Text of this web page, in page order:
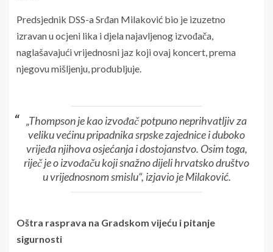
Predsjednik DSS-a Srđan Milaković bio je izuzetno
izravan u ocjeni lika i djela najavljenog izvođača,
naglašavajući vrijednosni jaz koji ovaj koncert, prema
njegovu mišljenju, produbljuje.
„Thompson je kao izvođač potpuno neprihvatljiv za
veliku većinu pripadnika srpske zajednice i duboko
vrijeđa njihova osjećanja i dostojanstvo. Osim toga,
riječ je o izvođaču koji snažno dijeli hrvatsko društvo
u vrijednosnom smislu“, izjavio je Milaković.
Oštra rasprava na Gradskom vijeću i pitanje
sigurnosti